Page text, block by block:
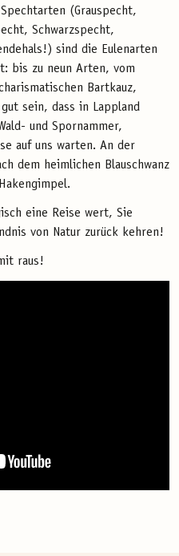
(Grauspecht,
Schwarzspecht,
sind die Eulenarten
bis zu neun Arten, vom
Bartkauz,
sein, dass in Lappland
und Spornammer,
auf uns warten. An der
dem heimlichen Blauschwanz
eine Reise wert, Sie
von Natur zurück kehren!
raus!